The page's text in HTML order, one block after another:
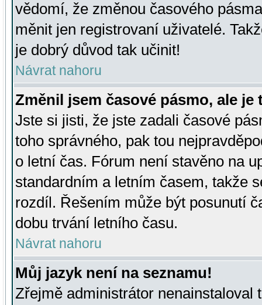
vědomí, že změnou časového
měnit jen registrovaní uživatelé.
je dobrý důvod tak učinit!
Návrat nahoru
Změnil jsem časové pásmo, ale je
Jste si jisti, že jste zadali časové
toho správného, pak tou
o letní čas. Fórum není stavěno na
standardním a letním časem, takže
rozdíl. Řešením může být posunutí
dobu trvání letního času.
Návrat nahoru
Můj jazyk není na seznamu!
Zřejmě administrátor nenainstaloval